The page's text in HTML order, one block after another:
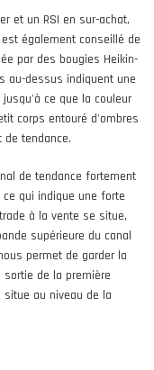
et un RSI en sur-achat,
également conseillé de
par des bougies Heikin-
au-dessus indiquent une
ce que la couleur
corps entouré d'ombres
tendance.
de tendance fortement
qui indique une forte
à la vente se situe,
supérieure du canal
permet de garder la
de la première
au niveau de la